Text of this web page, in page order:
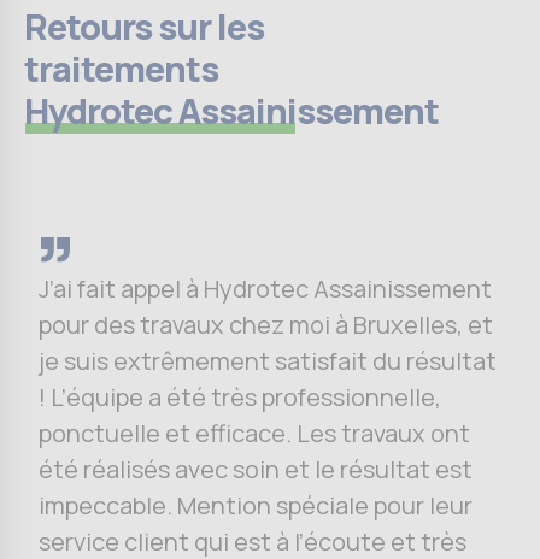
Retours sur les
traitements
Hydrotec Assainissement
J’ai fait appel à Hydrotec Assainissement
pour des travaux chez moi à Bruxelles, et
je suis extrêmement satisfait du résultat
! L’équipe a été très professionnelle,
ponctuelle et efficace. Les travaux ont
été réalisés avec soin et le résultat est
impeccable. Mention spéciale pour leur
service client qui est à l’écoute et très